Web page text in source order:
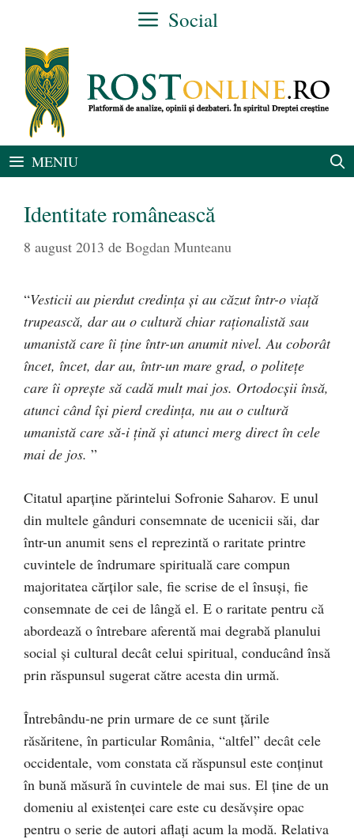
conținut
Social
MENIU
Identitate românească
8 august 2013 de Bogdan Munteanu
“Vesticii au pierdut credinţa şi au căzut într-o viaţă
trupească, dar au o cultură chiar raţionalistă sau
umanistă care îi ţine într-un anumit nivel. Au coborât
încet, încet, dar au, într-un mare grad, o politeţe
care îi opreşte să cadă mult mai jos. Ortodocşii însă,
atunci când îşi pierd credinţa, nu au o cultură
umanistă care să-i ţină şi atunci merg direct în cele
mai de jos. ”
Citatul aparţine părintelui Sofronie Saharov. E unul
din multele gânduri consemnate de ucenicii săi, dar
într-un anumit sens el reprezintă o raritate printre
cuvintele de îndrumare spirituală care compun
majoritatea cărţilor sale, fie scrise de el însuşi, fie
consemnate de cei de lângă el. E o raritate pentru că
abordează o întrebare aferentă mai degrabă planului
social şi cultural decât celui spiritual, conducând însă
prin răspunsul sugerat către acesta din urmă.
Întrebându-ne prin urmare de ce sunt ţările
răsăritene, în particular România, “altfel” decât cele
occidentale, vom constata că răspunsul este conţinut
în bună măsură în cuvintele de mai sus. El ţine de un
domeniu al existenţei care este cu desăvşire opac
pentru o serie de autori aflaţi acum la modă. Relativa